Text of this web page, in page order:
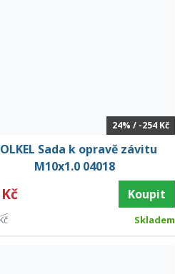
24% / -254 Kč
Sada k opravě závitu
M10x1.0 04018
Koupit
Skladem